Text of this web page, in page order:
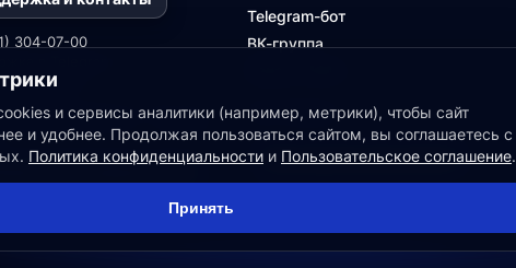
304-07-00
в MAX
поставщик данных и у вас есть
предложение - свяжитесь
предложения
Telegram-бот
ВК-группа
ПАРТНЕРАМ
Партнерская программа
и сервисы аналитики (например, метрики), чтобы сайт
и удобнее. Продолжая пользоваться сайтом, вы соглашаетесь с
Политика конфиденциальности и Пользовательское соглашение.
Принять